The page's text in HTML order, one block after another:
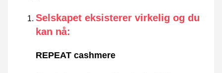
Selskapet eksisterer virkelig og du
kan nå:
REPEAT cashmere